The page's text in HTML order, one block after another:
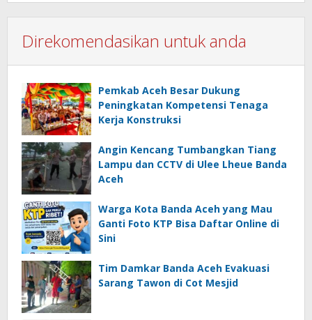
Direkomendasikan untuk anda
Pemkab Aceh Besar Dukung
Peningkatan Kompetensi Tenaga
Kerja Konstruksi
Angin Kencang Tumbangkan Tiang
Lampu dan CCTV di Ulee Lheue Banda
Aceh
Warga Kota Banda Aceh yang Mau
Ganti Foto KTP Bisa Daftar Online di
Sini
Tim Damkar Banda Aceh Evakuasi
Sarang Tawon di Cot Mesjid